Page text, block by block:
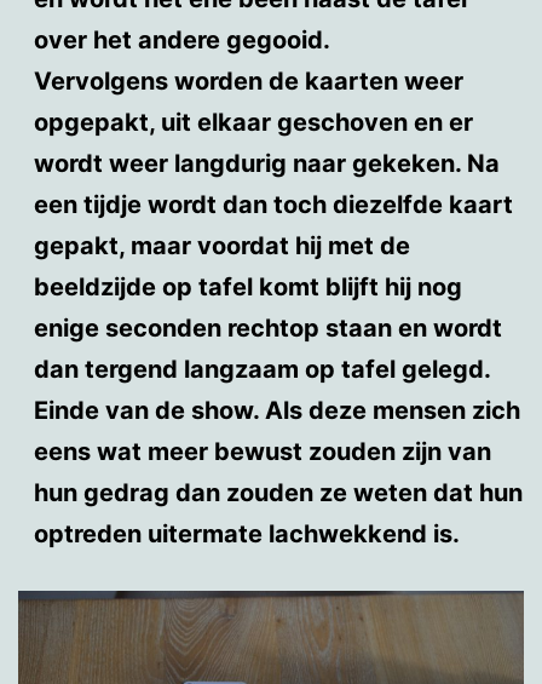
over het andere gegooid.
Vervolgens worden de kaarten weer
opgepakt, uit elkaar geschoven en er
wordt weer langdurig naar gekeken. Na
een tijdje wordt dan toch diezelfde kaart
gepakt, maar voordat hij met de
beeldzijde op tafel komt blijft hij nog
enige seconden rechtop staan en wordt
dan tergend langzaam op tafel gelegd.
Einde van de show. Als deze mensen zich
eens wat meer bewust zouden zijn van
hun gedrag dan zouden ze weten dat hun
optreden uitermate lachwekkend is.